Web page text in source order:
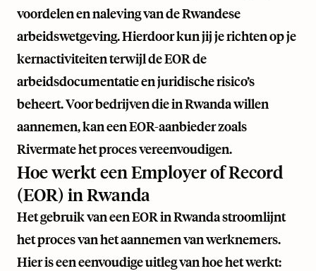
voordelen en naleving van de Rwandese
arbeidswetgeving. Hierdoor kun jij je richten op je
kernactiviteiten terwijl de EOR de
arbeidsdocumentatie en juridische risico’s
beheert. Voor bedrijven die in Rwanda willen
aannemen, kan een EOR-aanbieder zoals
Rivermatehet proces vereenvoudigen.
Hoe werkt een Employer of Record
(EOR) in Rwanda
Het gebruik van een EOR in Rwanda stroomlijnt
het proces van het aannemen van werknemers.
Hier is een eenvoudige uitleg van hoe het werkt: